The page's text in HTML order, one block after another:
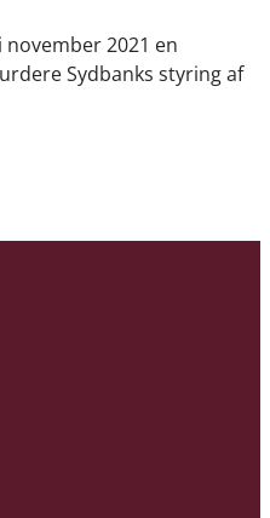
2021 en
Sydbanks styring af